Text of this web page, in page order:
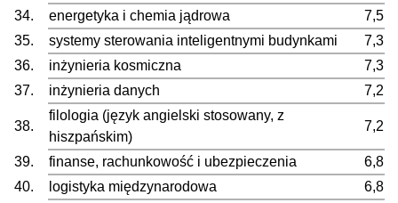
34.
energetyka i chemia jądrowa
7,5
35.
systemy sterowania inteligentnymi budynkami
7,3
36.
inżynieria kosmiczna
7,3
37.
inżynieria danych 7,2
38.
filologia (język angielski stosowany, z
hiszpańskim)
7,2
39. finanse, rachunkowość i ubezpieczenia
6,8
40.
logistyka międzynarodowa
6,8